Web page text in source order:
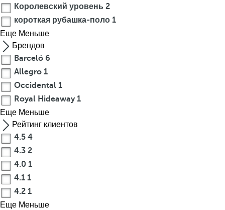
Королевский уровень 2
короткая рубашка-поло 1
Еще Меньше
Брендов
Barceló 6
Allegro 1
Occidental 1
Royal Hideaway1
Еще Меньше
Рейтинг клиентов
4.5 4
4.3 2
4.0 1
4.1 1
4.2 1
Еще Меньше
а
й
я
и
п
е
й
з
а
ж
а
м
и
н
с
р